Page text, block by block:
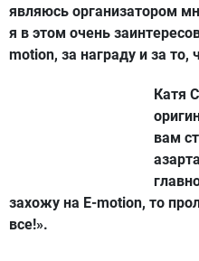
являюсь организатором
я в этом очень
motion, за награду и за то,
Катя
вам
захожу на E-motion, то
все!».